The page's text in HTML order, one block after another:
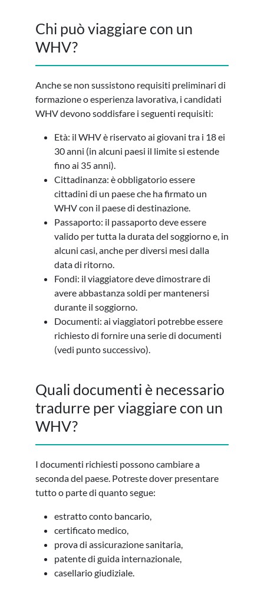
Chi può viaggiare con un
WHV?
Anche se non sussistono requisiti preliminari di
formazione o esperienza lavorativa, i candidati
WHV devono soddisfare i seguenti requisiti:
Età: il WHV è riservato ai giovani tra i 18 ei
30 anni (in alcuni paesi il limite si estende
fino ai 35 anni).
Cittadinanza: è obbligatorio essere
cittadini di un paese che ha firmato un
WHV con il paese di destinazione.
Passaporto: il passaporto deve essere
valido per tutta la durata del soggiorno e, in
alcuni casi, anche per diversi mesi dalla
data di ritorno.
Fondi: il viaggiatore deve dimostrare di
avere abbastanza soldi per mantenersi
durante il soggiorno.
Documenti: ai viaggiatori potrebbe essere
richiesto di fornire una serie di documenti
(vedi punto successivo).
Quali documenti è necessario
tradurre per viaggiare con un
WHV?
I documenti richiesti possono cambiare a
seconda del paese. Potreste dover presentare
tutto o parte di quanto segue:
estratto conto bancario,
certificato medico,
prova di assicurazione sanitaria,
patente di guida internazionale,
casellario giudiziale.